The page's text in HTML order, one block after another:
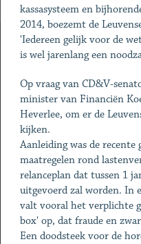
kassasysteem en
2014, boezemt de
'Iedereen gelijk voor de
is wel jarenlang een
Op vraag van CD&V-
minister van Financiën
Heverlee, om er de
kijken.
Aanleiding was de recente
maatregelen rond
relanceplan dat tussen 1
uitgevoerd zal worden. In
valt vooral het verplichte
box' op, dat fraude en
Een doodsteek voor de